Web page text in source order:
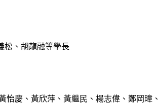
松、胡龍融等學長
慶、黃欣萍、黃繼民、楊志偉、鄭岡瑋